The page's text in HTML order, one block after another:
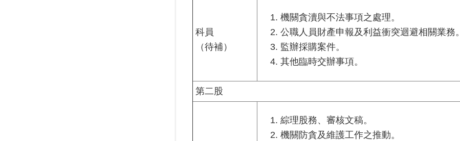
科員
（待補）
機關貪瀆與不法事項之處理。
公職人員財產申報及利益衝突迴避相關業務。
監辦採購案件。
其他臨時交辦事項。
第二股
綜理股務、審核文稿。
機關防貪及維護工作之推動。